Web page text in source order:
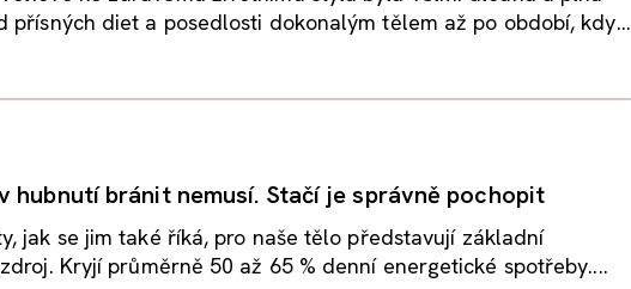
přísných diet a posedlosti dokonalým tělem až po období, kdy...
hubnutí bránit nemusí. Stačí je správně pochopit
jak se jim také říká, pro naše tělo představují základní
Kryjí průměrně 50 až 65 % denní energetické spotřeby....